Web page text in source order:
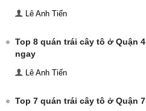
Lê Anh Tiến
Top 8 quán trái cây tô ở Quận
ngay
Lê Anh Tiến
Top 7 quán trái cây tô ở Quận